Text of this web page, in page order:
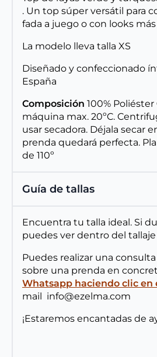
. Un top súper versátil para
fada a juego o con looks más
La modelo lleva talla XS
Diseñado y confeccionado
España
Composición 100% Poliéster
máquina max. 20ºC.
usar secadora. Déjala secar
prenda quedará perfecta.
de 110º
Guía de tallas
Encuentra tu talla ideal. Si
puedes ver dentro del
Puedes realizar una
sobre una prenda en
Whatsapp haciendo clic en
mail info@ezelma.com
¡Estaremos encantadas de